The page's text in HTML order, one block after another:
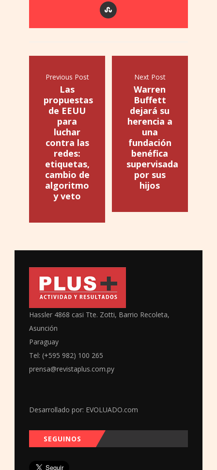
Previous Post
Las
propuestas
de EEUU
para
luchar
contra las
redes:
etiquetas,
cambio de
algoritmo
y veto
Next Post
Warren
Buffett
dejará su
herencia a
una
fundación
benéfica
supervisada
por sus
hijos
Hassler 4868 casi Tte. Zotti, Barrio Recoleta,
Asunción
Paraguay
Tel: (+595 982) 100 265
prensa@revistaplus.com.py
Desarrollado por: EVOLUADO.com
SEGUINOS